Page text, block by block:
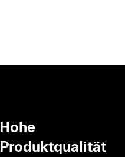
Hohe
Produktqualität